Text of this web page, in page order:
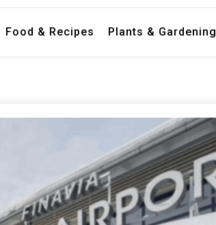
Food & Recipes Plants & Gardening